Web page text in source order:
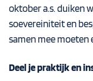
oktober a.s. duiken
soevereiniteit en
samen mee moeten
Deel je praktijk en